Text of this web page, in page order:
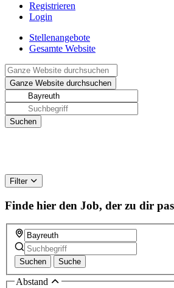
Registrieren
Login
Stellenangebote
Gesamte Website
Filter
Finde hier den Job, der zu dir
Suchen Suche
Abstand